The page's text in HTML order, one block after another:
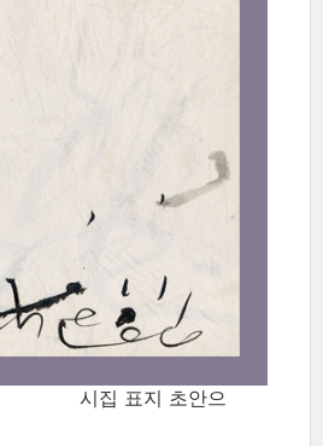
지 초안으